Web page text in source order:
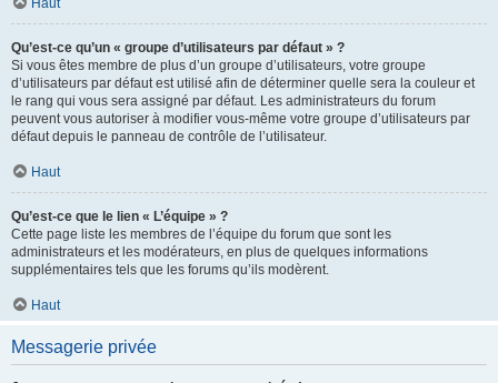
Haut
Qu’est-ce qu’un « groupe d’utilisateurs par défaut » ?
Si vous êtes membre de plus d’un groupe d’utilisateurs, votre groupe
d’utilisateurs par défaut est utilisé afin de déterminer quelle sera la couleur et
le rang qui vous sera assigné par défaut. Les administrateurs du forum
peuvent vous autoriser à modifier vous-même votre groupe d’utilisateurs par
défaut depuis le panneau de contrôle de l’utilisateur.
Haut
Qu’est-ce que le lien « L’équipe » ?
Cette page liste les membres de l’équipe du forum que sont les
administrateurs et les modérateurs, en plus de quelques informations
supplémentaires tels que les forums qu’ils modèrent.
Haut
Messagerie privée